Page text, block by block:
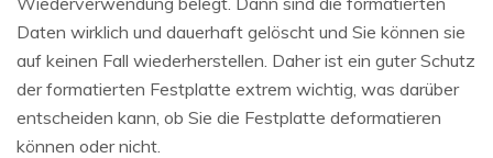
Daten wirklich und dauerhaft gelöscht und Sie können sie
auf keinen Fall wiederherstellen. Daher ist ein guter Schutz
der formatierten Festplatte extrem wichtig, was darüber
entscheiden kann, ob Sie die Festplatte deformatieren
können oder nicht.